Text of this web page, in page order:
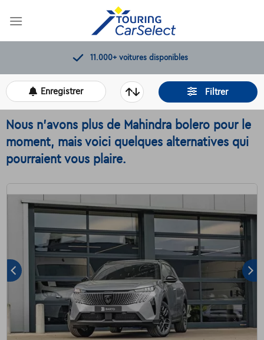
Contrôles de qualité par Touring
Filtrer
Enregistrer
Nous n'avons plus de Mahindra bolero pour le
moment, mais voici quelques alternatives qui
pourraient vous plaire.